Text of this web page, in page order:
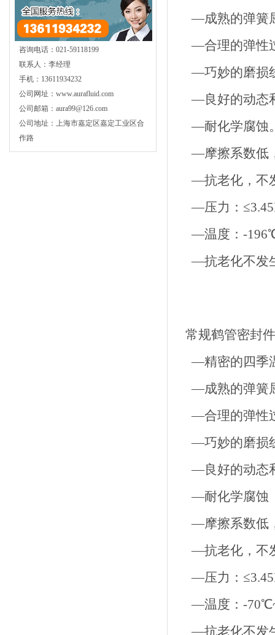
咨询电话：021-59118199
联系人：李经理
手机：13611934232
公司网址：www.aurafluid.com
公司邮箱：aura99@126.com
公司地址：上海市嘉定区嘉定工业区合
作路
—成熟的弹簧
—合理的弹性
—巧妙的磨损
—良好的动态
—耐化学腐蚀
—摩擦系数低
—抗老化，不
—压力：
—温度：-
—抗老化不发
常规鹤管密封
—精密的四季
—成熟的弹簧
—合理的弹性
—巧妙的磨损
—良好的动态
—耐
—摩擦系数低
—抗老化，不
—压力：
—温度：-
—抗老化不发